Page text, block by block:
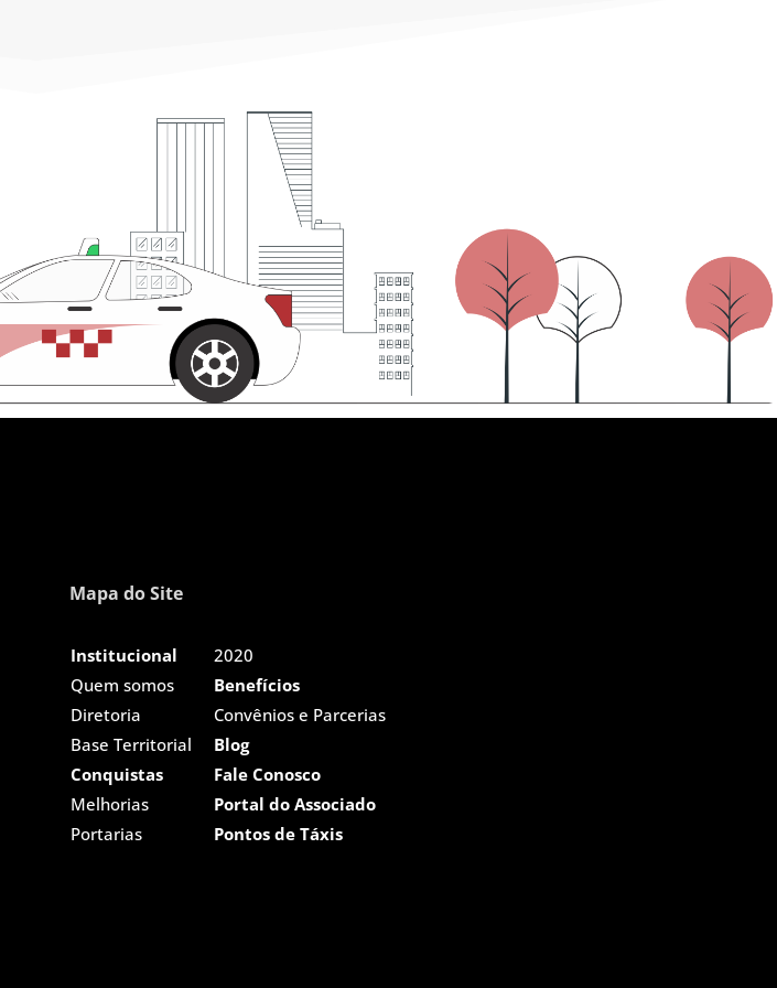
Mapa do Site
Institucional
2020
Quem somos
Benefícios
Diretoria
Convênios e Parcerias
Base Territorial
Blog
Conquistas
Fale Conosco
Melhorias
Portal do Associado
Portarias
Pontos de Táxis